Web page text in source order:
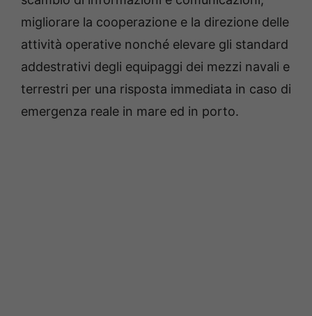
migliorare la cooperazione e la direzione delle
attività operative nonché elevare gli standard
addestrativi degli equipaggi dei mezzi navali e
terrestri per una risposta immediata in caso di
emergenza reale in mare ed in porto.